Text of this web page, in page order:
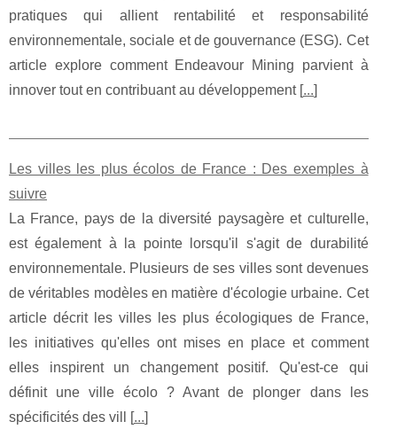
pratiques qui allient rentabilité et responsabilité
environnementale, sociale et de gouvernance (ESG). Cet
article explore comment Endeavour Mining parvient à
innover tout en contribuant au développement [ ...
Les villes les plus écolos de France : Des exemples à
suivre
La France, pays de la diversité paysagère et culturelle,
est également à la pointe lorsqu'il s'agit de durabilité
environnementale. Plusieurs de ses villes sont devenues
de véritables modèles en matière d'écologie urbaine. Cet
article décrit les villes les plus écologiques de France,
les initiatives qu'elles ont mises en place et comment
elles inspirent un changement positif. Qu'est-ce qui
définit une ville écolo ? Avant de plonger dans les
spécificités des vill [ ...